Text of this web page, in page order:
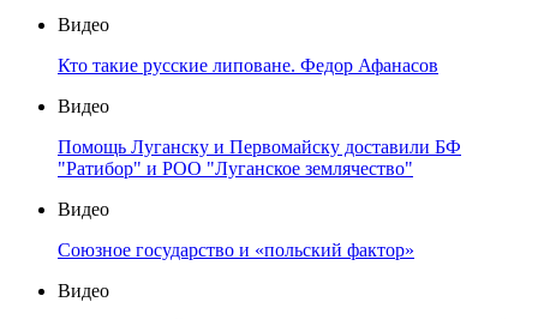
Видео
Кто такие русские липоване. Федор Афанасов
Видео
Помощь Луганску и Первомайску доставили БФ
"Ратибор" и РОО "Луганское землячество"
Видео
Союзное государство и «польский фактор»
Видео